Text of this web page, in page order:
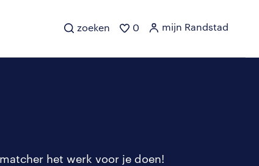
zoeken 0 mijn Randstad
het werk voor je doen!